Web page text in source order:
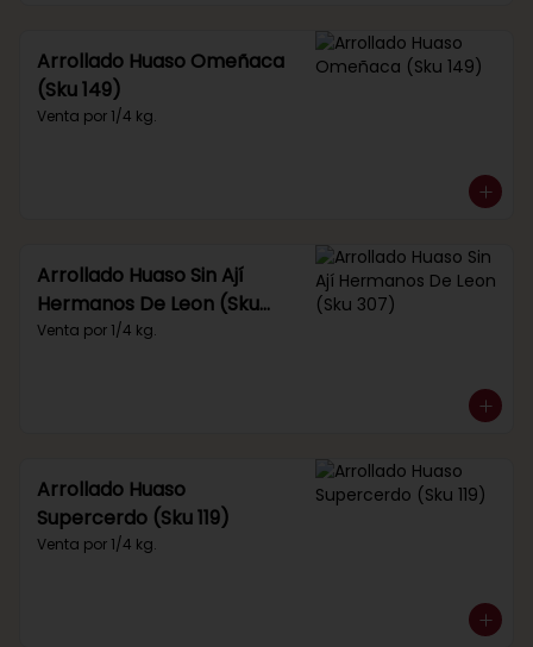
Arrollado Huaso Omeñaca
(Sku 149)
Venta por 1/4 kg.
Arrollado Huaso Sin Ají
Hermanos De Leon (Sku
307)
Venta por 1/4 kg.
Arrollado Huaso
Supercerdo (Sku 119)
Venta por 1/4 kg.